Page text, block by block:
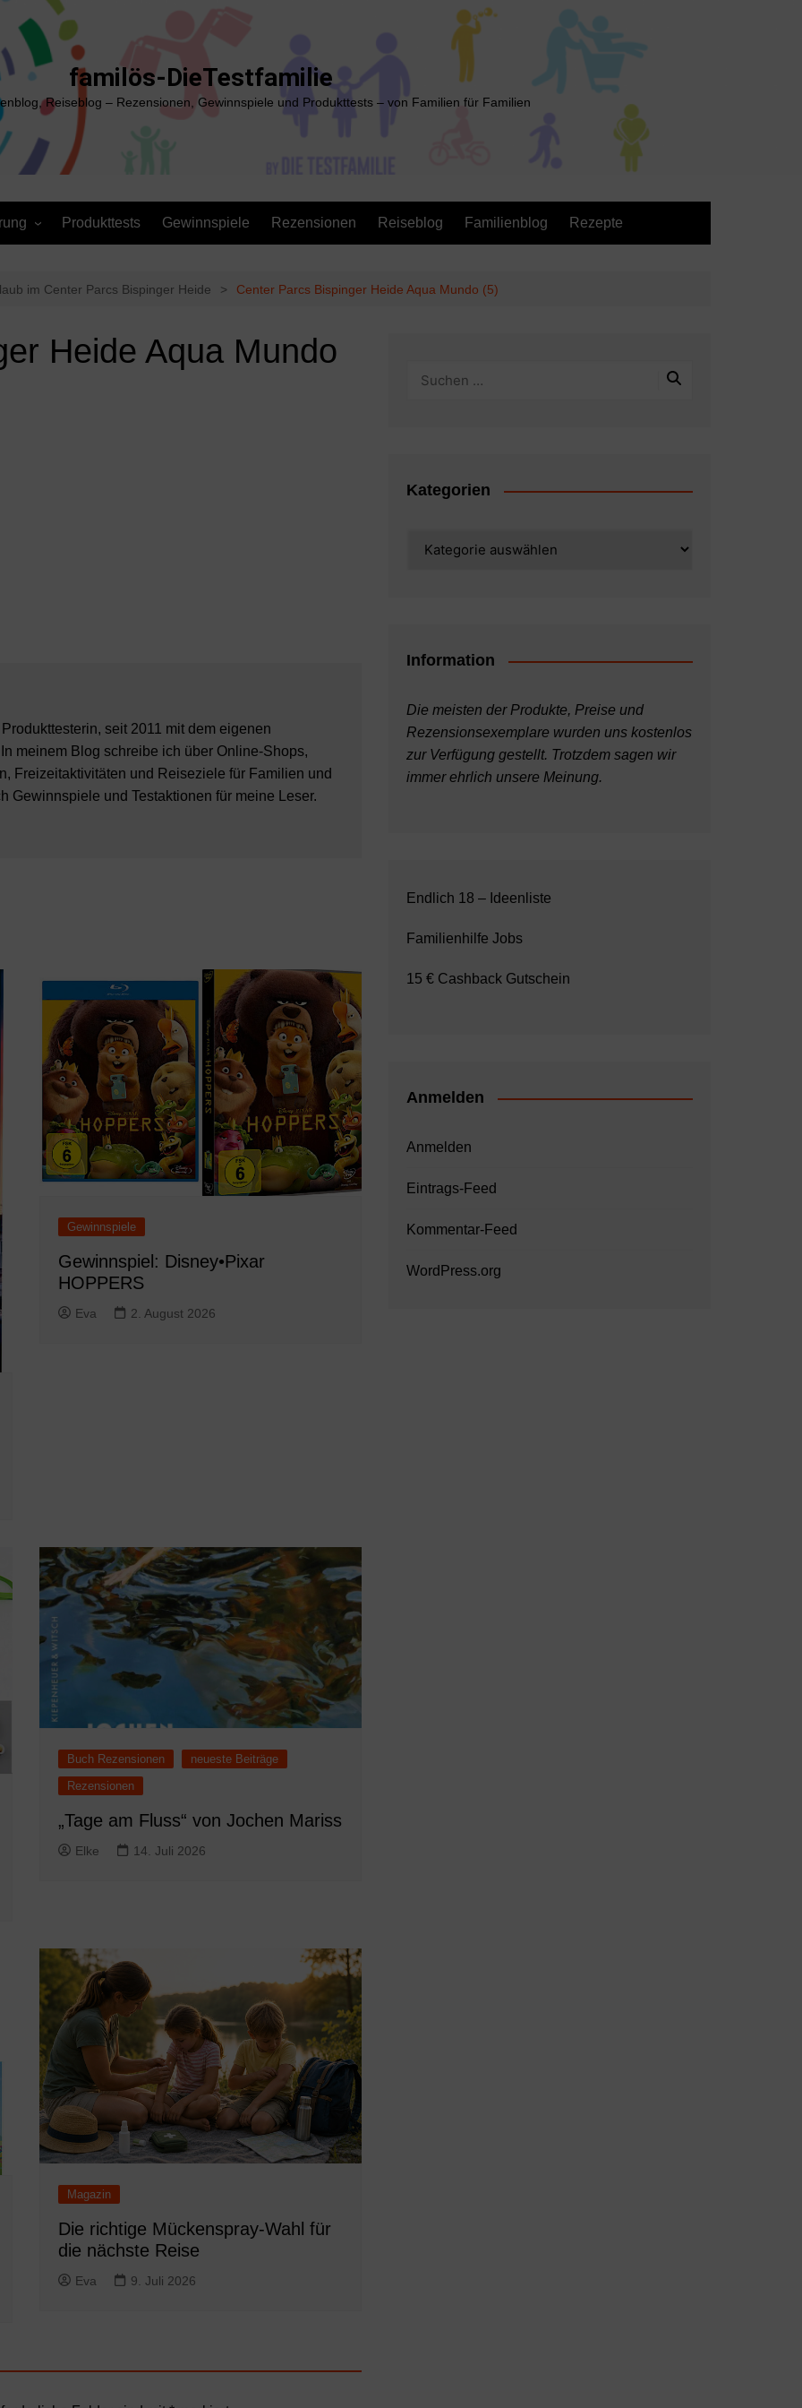
familös-DieTestfamilie
Reiseblog – Rezensionen, Gewinnspiele und Produkttests – von Familien für Familien
Produkttests Gewinnspiele Rezensionen Reiseblog Familienblog Rezepte
im Center Parcs Bispinger Heide Center Parcs Bispinger Heide Aqua Mundo (5)
Heide Aqua Mundo
seit 2011 mit dem eigenen
meinem Blog schreibe ich über Online-Shops,
Freizeitaktivitäten und Reiseziele für Familien und
Gewinnspiele und Testaktionen für meine Leser.
Gewinnspiele
Gewinnspiel: Disney•Pixar
HOPPERS
Eva 2. August 2026
Buch Rezensionen
neueste Beiträge
Rezensionen
„Tage am Fluss“ von Jochen Mariss
Elke 14. Juli 2026
Magazin
Die richtige Mückenspray-Wahl für
die nächste Reise
Eva 9. Juli 2026
Kategorien
Information
Die meisten der Produkte, Preise und
Rezensionsexemplare wurden uns kostenlos
zur Verfügung gestellt. Trotzdem sagen wir
immer ehrlich unsere Meinung.
Endlich 18 – Ideenliste
Familienhilfe Jobs
15 € Cashback Gutschein
Anmelden
Anmelden
Eintrags-Feed
Kommentar-Feed
WordPress.org